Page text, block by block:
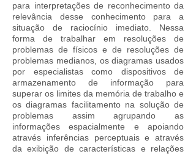
para interpretações de reconhecimento da
relevância desse conhecimento para a
situação de raciocínio imediato. Nessa
forma de trabalhar em resoluções de
problemas de físicos e de resoluções de
problemas medianos, os diagramas usados
por especialistas ​​como dispositivos de
armazenamento de informação para
superar os limites da memória de trabalho e
os diagramas facilitamento na solução de
problemas assim agrupando as
informações espacialmente e apoiando
através inferências perceptuais e através
da exibição de características e relações